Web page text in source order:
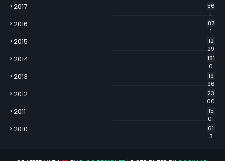
2017
56
1
2016
87
1
2015
12
29
2014
181
0
2013
19
96
2012
23
00
2011
15
01
2010
61
3